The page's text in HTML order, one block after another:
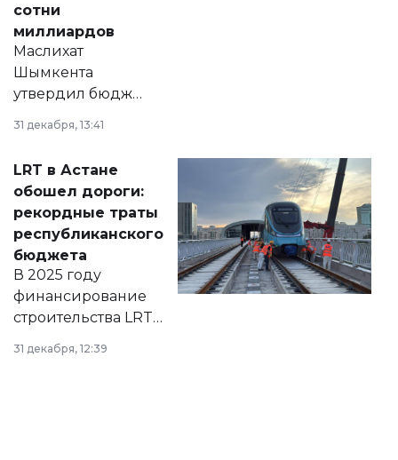
сотни
миллиардов
Маслихат
Шымкента
утвердил бюджет
города на 2026–
2028 годы.
документ
появился в базе
нормативных
правовых актов и
на сайте маслихат
города.
31 декабря, 13:41
LRT в Астане
обошел дороги:
рекордные траты
республиканского
бюджета
В 2025 году
финансирование
строительства LRT
в Астане из
республиканского
31 декабря, 12:39